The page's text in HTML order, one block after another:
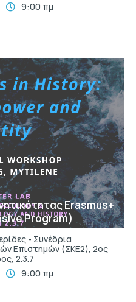
9:00 πμ
Erasmus+
Program)
- Συνέδρια
Επιστημών (ΣΚΕ2), 2ος
2.3.7
9:00 πμ